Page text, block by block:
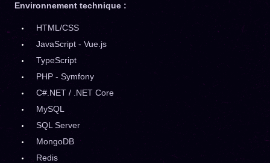
Environnement technique :
HTML/CSS
JavaScript - Vue.js
TypeScript
PHP - Symfony
C#.NET / .NET Core
MySQL
SQL Server
MongoDB
Redis